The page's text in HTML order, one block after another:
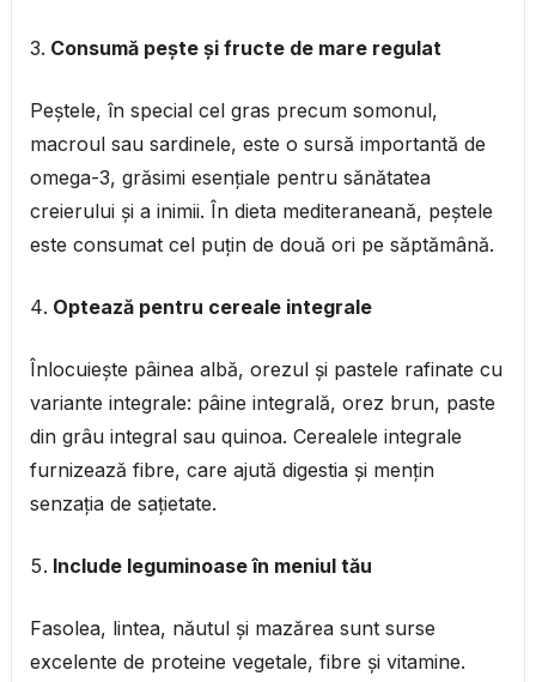
Consumă pește și fructe de mare regulat
Peștele, în special cel gras precum somonul,
macroul sau sardinele, este o sursă importantă de
omega-3, grăsimi esențiale pentru sănătatea
creierului și a inimii. În dieta mediteraneană, peștele
este consumat cel puțin de două ori pe săptămână.
Optează pentru cereale integrale
Înlocuiește pâinea albă, orezul și pastele rafinate cu
variante integrale: pâine integrală, orez brun, paste
din grâu integral sau quinoa. Cerealele integrale
furnizează fibre, care ajută digestia și mențin
senzația de sațietate.
Include leguminoase în meniul tău
Fasolea, lintea, năutul și mazărea sunt surse
excelente de proteine vegetale, fibre și vitamine.